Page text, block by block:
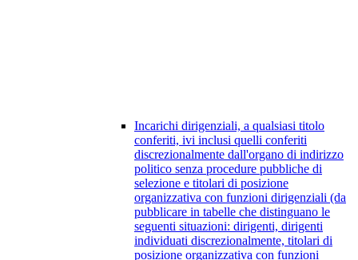
Incarichi dirigenziali, a qualsiasi titolo
conferiti, ivi inclusi quelli conferiti
discrezionalmente dall'organo di indirizzo
politico senza procedure pubbliche di
selezione e titolari di posizione
organizzativa con funzioni dirigenziali (da
pubblicare in tabelle che distinguano le
seguenti situazioni: dirigenti, dirigenti
individuati discrezionalmente, titolari di
posizione organizzativa con funzioni